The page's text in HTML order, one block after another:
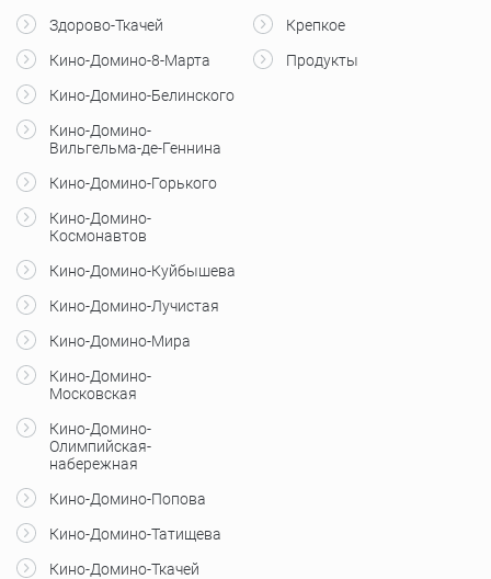
Здорово-Ткачей
Кино-Домино-8-Марта
Кино-Домино-Белинского
Кино-Домино-
Вильгельма-де-Геннина
Кино-Домино-Горького
Кино-Домино-
Космонавтов
Кино-Домино-Куйбышева
Кино-Домино-Лучистая
Кино-Домино-Мира
Кино-Домино-
Московская
Кино-Домино-
Олимпийская-
набережная
Кино-Домино-Попова
Кино-Домино-Татищева
Кино-Домино-Ткачей
Крепкое
Продукты